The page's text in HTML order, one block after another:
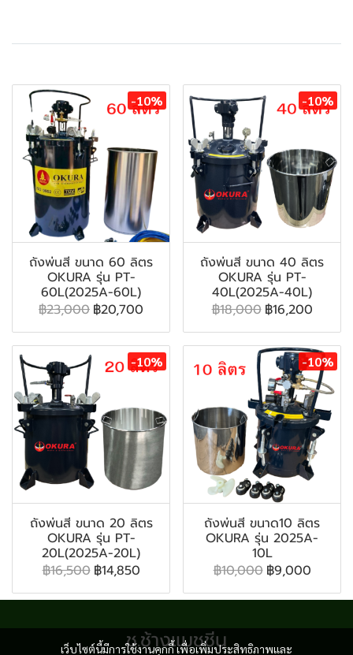
-10%
ถังพ่นสี ขนาด 60 ลิตร
OKURA รุ่น PT-
60L(2025A-60L)
฿23,000 ฿20,700
-10%
ถังพ่นสี ขนาด 40 ลิตร
OKURA รุ่น PT-
40L(2025A-40L)
฿18,000 ฿16,200
-10%
ถังพ่นสี ขนาด 20 ลิตร
OKURA รุ่น PT-
20L(2025A-20L)
฿16,500 ฿14,850
-10%
ถังพ่นสี ขนาด10 ลิตร
OKURA รุ่น 2025A-
10L
฿10,000 ฿9,000
เว็บไซต์นี้มีการใช้งานคุกกี้ เพื่อเพิ่มประสิทธิภาพและ
ช.ช้างแมชชีน